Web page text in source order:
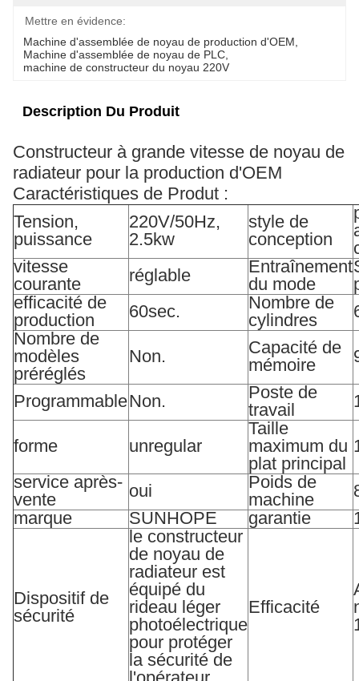
Mettre en évidence:
Machine d'assemblée de noyau de production d'OEM
Machine d'assemblée de noyau de PLC
machine de constructeur du noyau 220V
Description Du Produit
Constructeur à grande vitesse de noyau de
radiateur pour la production d'OEM
Caractéristiques de Produt :
Tension,
puissance
220V/50Hz,
2.5kw
style de
conception
vitesse
courante
réglable
Entraînement
du mode
efficacité de
production
60sec.
Nombre de
cylindres
Nombre de
modèles
préréglés
Non.
Capacité de
mémoire
ProgrammableNon.
Poste de
travail
forme unregular
Taille
maximum du
plat principal
service après-
vente
oui
Poids de
machine
marque
SUNHOPE garantie
Dispositif de
sécurité
le constructeur
de noyau de
radiateur est
équipé du
rideau léger
photoélectrique
pour protéger
la sécurité de
Efficacité